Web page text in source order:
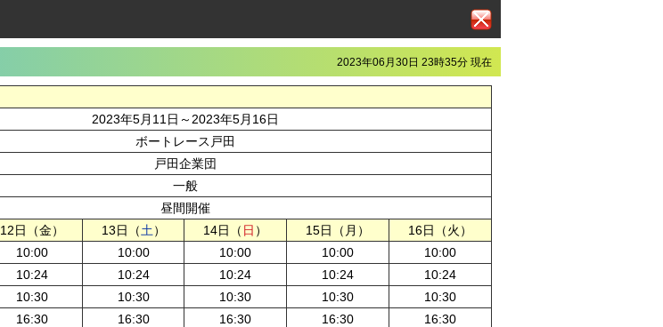
2023年06月30日 23時35分 現在
2023年5月11日～2023年5月16日
ボートレース戸田
戸田企業団
一般
昼間開催
12日（金） 13日（土） 14日（ 日 ） 15日（月）
16日（火）
10:00 10:00 10:00 10:00
10:00
10:24 10:24 10:24 10:24
10:24
10:30 10:30 10:30 10:30
10:30
16:30 16:30 16:30 16:30
16:30